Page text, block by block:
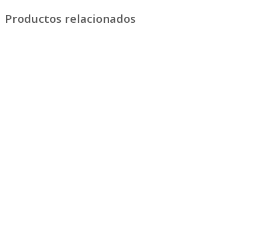
Productos relacionados